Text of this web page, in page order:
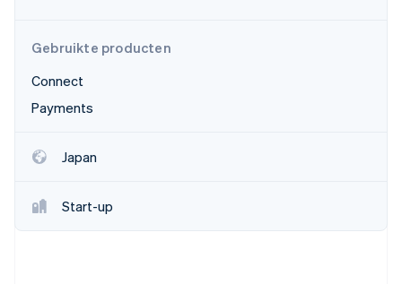
Climate
CO₂-verwijdering
Identity
Online identiteitsverificatie
Ecosysteem
Gebruikte producten
Connect
Payments
Japan
Start-up